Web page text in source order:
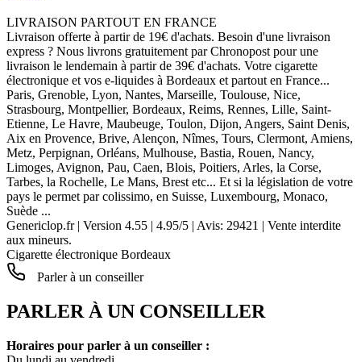
LIVRAISON PARTOUT EN FRANCE
Livraison offerte à partir de 19€ d'achats. Besoin d'une livraison
express ? Nous livrons gratuitement par Chronopost pour une
livraison le lendemain à partir de 39€ d'achats. Votre cigarette
électronique et vos e-liquides à Bordeaux et partout en France...
Paris, Grenoble, Lyon, Nantes, Marseille, Toulouse, Nice,
Strasbourg, Montpellier, Bordeaux, Reims, Rennes, Lille, Saint-
Etienne, Le Havre, Maubeuge, Toulon, Dijon, Angers, Saint Denis,
Aix en Provence, Brive, Alençon, Nîmes, Tours, Clermont, Amiens,
Metz, Perpignan, Orléans, Mulhouse, Bastia, Rouen, Nancy,
Limoges, Avignon, Pau, Caen, Blois, Poitiers, Arles, la Corse,
Tarbes, la Rochelle, Le Mans, Brest etc... Et si la législation de votre
pays le permet par colissimo, en Suisse, Luxembourg, Monaco,
Suède ...
Genericlop.fr| Version 4.55 | 4.95/5 | Avis: 29421 | Vente interdite
aux mineurs.
Cigarette électronique Bordeaux
Parler à un conseiller
PARLER À UN CONSEILLER
Horaires pour parler à un conseiller :